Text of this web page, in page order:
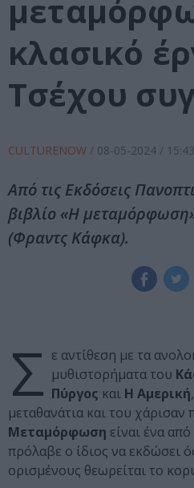
κλασικό
Τσέχου
CULTURENOW / 08-05-2024 / 15:43
Από τις Εκδόσεις
βιβλίο «Η
(Φραντς Κάφκα).
Σ ε αντίθεση με τα
μυθιστορήματα του
Πύργος και H Αμερική
μεταθανάτια και του
Μεταμόρφωση είναι ένα
πρόλαβε ο ίδιος να εκδώσει
ορισμένους θεωρείται το